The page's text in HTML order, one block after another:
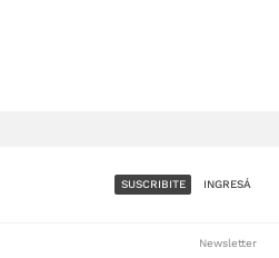
SUSCRIBITE INGRESÁ
Newsletter